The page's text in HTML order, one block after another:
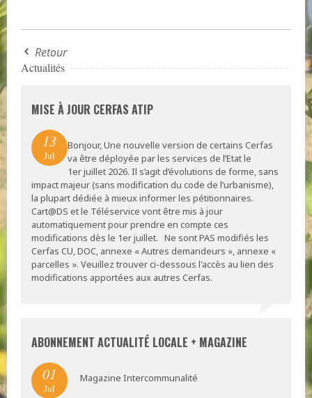
Retour
Actualités
MISE À JOUR CERFAS ATIP
13
Jul
Bonjour, Une nouvelle version de certains Cerfas
va être déployée par les services de l’Etat le
1er juillet 2026. Il s’agit d’évolutions de forme, sans
impact majeur (sans modification du code de l’urbanisme),
la plupart dédiée à mieux informer les pétitionnaires.
Cart@DS et le Téléservice vont être mis à jour
automatiquement pour prendre en compte ces
modifications dès le 1er juillet. Ne sont PAS modifiés les
Cerfas CU, DOC, annexe « Autres demandeurs », annexe «
parcelles ». Veuillez trouver ci-dessous l'accès au lien des
modifications apportées aux autres Cerfas.
ABONNEMENT ACTUALITÉ LOCALE + MAGAZINE
01
Jul
Magazine Intercommunalité